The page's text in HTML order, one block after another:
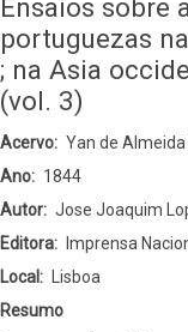
statistica
Africa
occidental
e
Ensaios sobre
portuguezas
; na Asia
(vol. 3)
Acervo
Yan de
Ano
1844
Autor
Jose Joaquim
Editora
Imprensa
Local
Lisboa
Resumo